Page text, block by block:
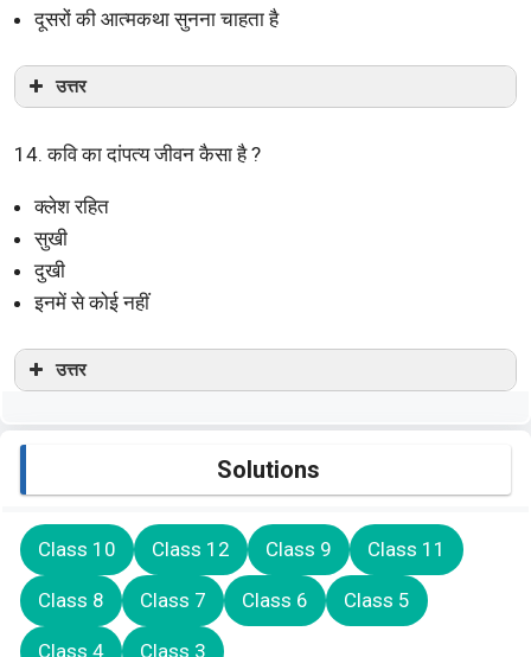
दूसरों की आत्मकथा सुनना चाहता है
उत्तर
14. कवि का दांपत्य जीवन कैसा है ?
क्लेश रहित
सुखी
दुखी
इनमें से कोई नहीं
उत्तर
Solutions
Class 10 Class 12 Class 9 Class 11
Class 8 Class 7 Class 6 Class 5
Class 4 Class 3